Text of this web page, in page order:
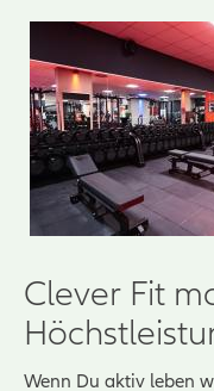
Clever Fit
Wenn Du aktiv leben